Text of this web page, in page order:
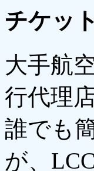
チケッ
大手航
行代理
誰でも
が、